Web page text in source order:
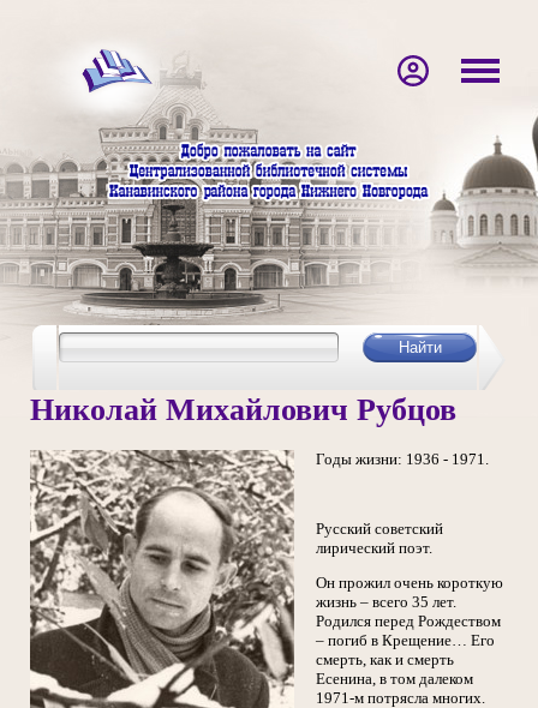
Николай Михайлович Рубцов
Годы жизни: 1936 - 1971.
Русский советский
лирический поэт.
Он прожил очень короткую
жизнь – всего 35 лет.
Родился перед Рождеством
– погиб в Крещение… Его
смерть, как и смерть
Есенина, в том далеком
1971-м потрясла многих.